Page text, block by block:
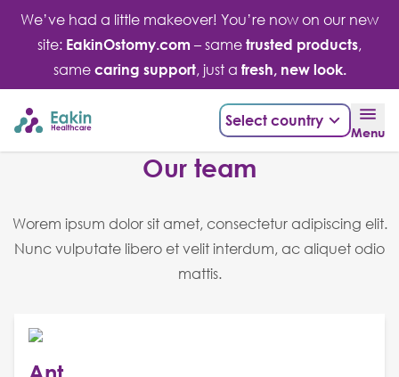
Skip
content
We’ve had a little makeover! You’re now on our new
site: EakinOstomy.com – same trusted products,
same caring support, just a fresh, new look.
Select country
Menu
Our team
Worem ipsum dolor sit amet, consectetur adipiscing elit.
Nunc vulputate libero et velit interdum, ac aliquet odio
mattis.